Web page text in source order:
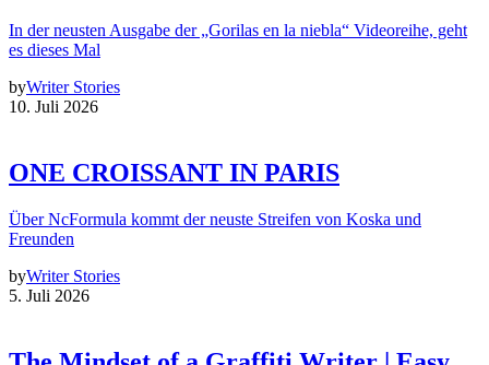
In der neusten Ausgabe der „Gorilas en la niebla“ Videoreihe, geht
es dieses Mal
byWriter Stories
10. Juli 2026
ONE CROISSANT IN PARIS
Über NcFormula kommt der neuste Streifen von Koska und
Freunden
byWriter Stories
5. Juli 2026